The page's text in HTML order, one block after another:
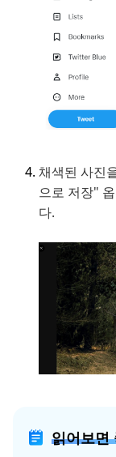
채색된 사진
으로 저장"
다.
읽어보면